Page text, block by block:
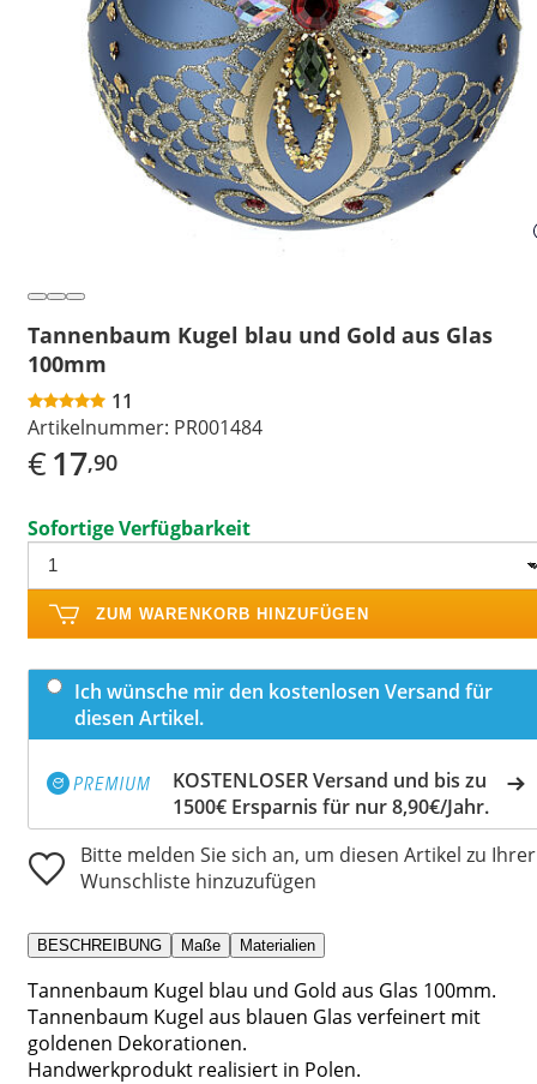
Tannenbaum Kugel blau und Gold aus Glas
100mm
11
Artikelnummer: PR001484
€17,90
Sofortige Verfügbarkeit
ZUM WARENKORB HINZUFÜGEN
Ich wünsche mir den kostenlosen Versand für
diesen Artikel.
KOSTENLOSER Versand und bis zu
1500€ Ersparnis für nur 8,90€/Jahr.
Bitte melden Sie sich an, um diesen Artikel zu Ihrer
Wunschliste hinzuzufügen
BESCHREIBUNG Maße Materialien
Tannenbaum Kugel blau und Gold aus Glas 100mm.
Tannenbaum Kugel aus blauen Glas verfeinert mit
goldenen Dekorationen.
Handwerkprodukt realisiert in Polen.